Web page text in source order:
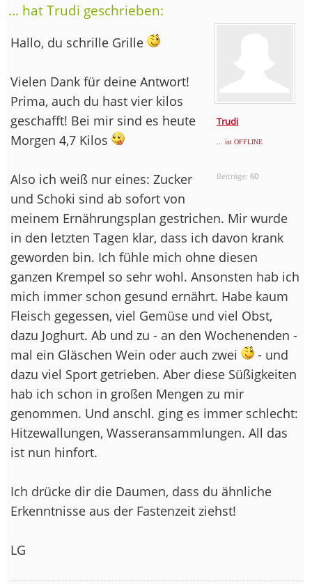
... hat Trudi geschrieben:
Trudi
... ist OFFLINE
Beiträge:60
Hallo, du schrille Grille
Vielen Dank für deine Antwort!
Prima, auch du hast vier kilos
geschafft! Bei mir sind es heute
Morgen 4,7 Kilos
Also ich weiß nur eines: Zucker
und Schoki sind ab sofort von
meinem Ernährungsplan gestrichen. Mir wurde
in den letzten Tagen klar, dass ich davon krank
geworden bin. Ich fühle mich ohne diesen
ganzen Krempel so sehr wohl. Ansonsten hab ich
mich immer schon gesund ernährt. Habe kaum
Fleisch gegessen, viel Gemüse und viel Obst,
dazu Joghurt. Ab und zu - an den Wochenenden -
mal ein Gläschen Wein oder auch zwei
- und
dazu viel Sport getrieben. Aber diese Süßigkeiten
hab ich schon in großen Mengen zu mir
genommen. Und anschl. ging es immer schlecht:
Hitzewallungen, Wasseransammlungen. All das
ist nun hinfort.
Ich drücke dir die Daumen, dass du ähnliche
Erkenntnisse aus der Fastenzeit ziehst!
LG